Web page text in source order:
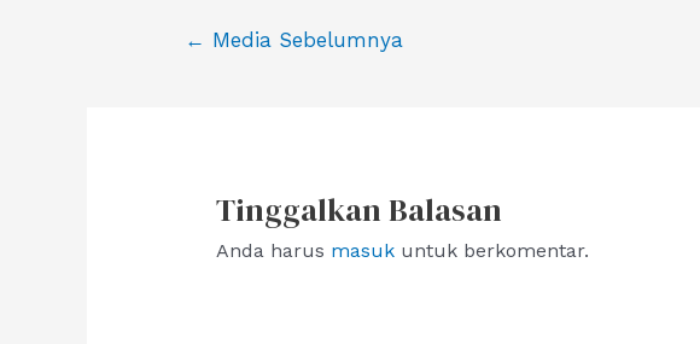
Navigasi
← Media Sebelumnya
Tinggalkan Balasan
Anda harus masukuntuk berkomentar.